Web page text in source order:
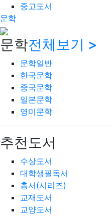
중고도서
문학
문학전체보기 >
문학일반
한국문학
중국문학
일본문학
영미문학
추천도서
수상도서
대학생필독서
총서(시리즈)
교재도서
교양도서